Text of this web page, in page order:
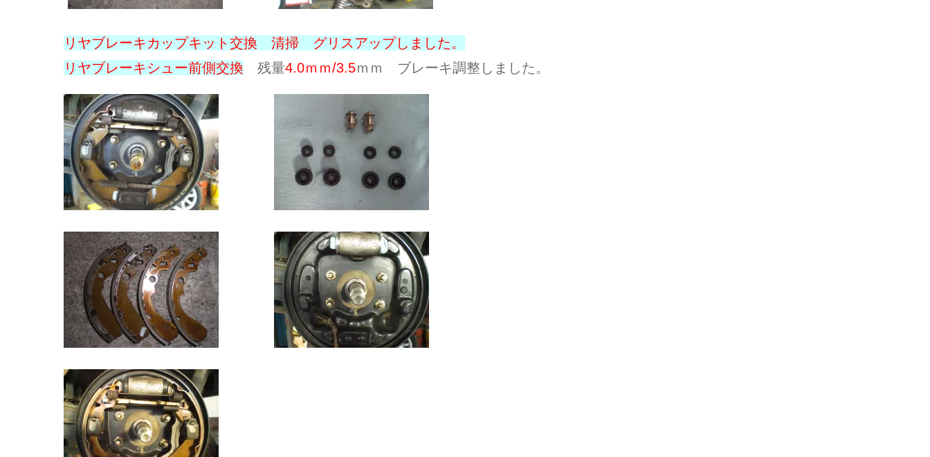
シートベルト スパークプラグ セルシオ タイロッド ハリアー
リヤブレーキカップキット交換 清掃 グリスアップしました。
リヤブレーキシュー前側交換 残量4.0ｍｍ/3.5ｍｍ ブレーキ調整しました。